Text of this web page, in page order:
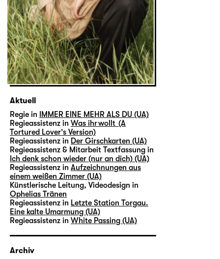
Aktuell
Regie in
IMMER EINE MEHR ALS DU (UA)
Regieassistenz in Was ihr wollt (A
Tortured Lover’s Version)
Regieassistenz in Der Girschkarten (UA)
Regieassistenz & Mitarbeit Textfassung in
Ich denk schon wieder (nur an dich) (UA)
Regieassistenz in Aufzeichnungen aus
einem weißen Zimmer (UA)
Künstlerische Leitung, Videodesign in
Ophelias Tränen
Regieassistenz in Letzte Station Torgau.
Eine kalte Umarmung (UA)
Regieassistenz in White Passing (UA)
Archiv